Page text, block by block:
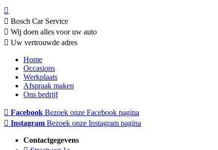
Bosch Car Service
Wij doen alles voor uw auto
Uw vertrouwde adres
Home
Occasions
Werkplaats
Afspraak maken
Ons bedrijf
Facebook Bezoek onze Facebook pagina
Instagram Bezoek onze Instagram pagina
Contactgegevens